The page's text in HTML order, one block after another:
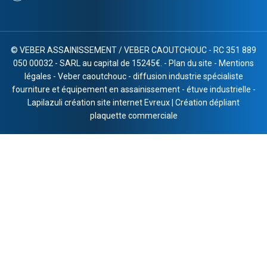
© VEBER ASSAINISSEMENT / VEBER CAOUTCHOUC - RC 351 889
050 00032 - SARL au capital de 15245€. - Plan du site - Mentions
légales - Veber caoutchouc- diffusion industrie spécialiste
fourniture et équipement en assainissement- étuve industrielle -
Lapilazuli création site internet Evreux Création dépliant
plaquette commerciale